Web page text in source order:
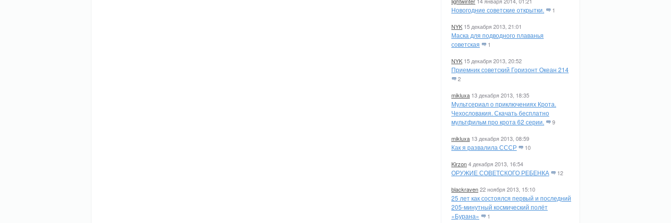
Новогодние советские открытки. 1
NYK 15 декабря 2013, 21:01
Маска для подводного плаванья
советская
1
NYK 15 декабря 2013, 20:52
Приемник советский Горизонт Океан 214
2
mikluxa 13 декабря 2013, 18:35
Мультсериал о приключениях Крота.
Чехословакия. Скачать бесплатно
мультфильм про крота 62 серии.
9
mikluxa 13 декабря 2013, 08:59
Как я развалила СССР 10
Kirzon4 декабря 2013, 16:54
ОРУЖИЕ СОВЕТСКОГО РЕБЕНКА 12
blackraven22 ноября 2013, 15:10
25 лет как состоялся первый и последний
205-минутный космический полёт
«Бурана»
1